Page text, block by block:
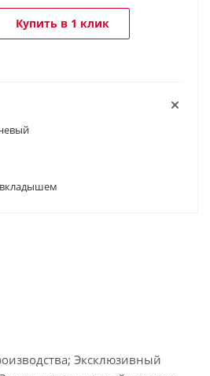
Купить в 1 клик
Эксклюзивный